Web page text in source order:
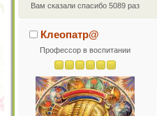
Вам сказали спасибо 5089 раз
Клеопатр@
Профессор в воспитании